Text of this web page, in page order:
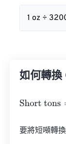
1 oz ÷
如何轉
Short tons
要將短噸轉